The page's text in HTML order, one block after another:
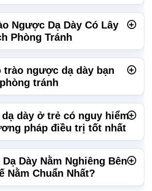
Ngược Dạ Dày Có Lây
Phòng Tránh
trào ngược dạ dày bạn
tránh
dày ở trẻ có nguy hiểm
pháp điều trị tốt nhất
Dày Nằm Nghiêng Bên
Nằm Chuẩn Nhất?